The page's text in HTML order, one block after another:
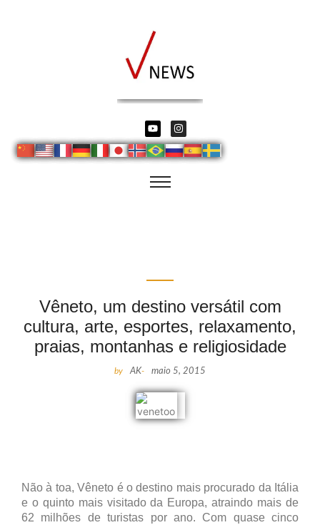
Vêneto, um destino versátil com
cultura, arte, esportes, relaxamento,
praias, montanhas e religiosidade
by AK- maio 5, 2015
Não à toa, Vêneto é o destino mais procurado da Itália
e o quinto mais visitado da Europa, atraindo mais de
62 milhões de turistas por ano. Com quase cinco